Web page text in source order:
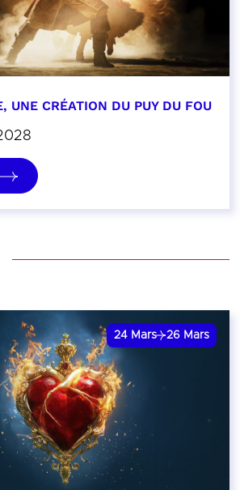
UNE CRÉATION DU PUY DU FOU
24 Mars 26 Mars